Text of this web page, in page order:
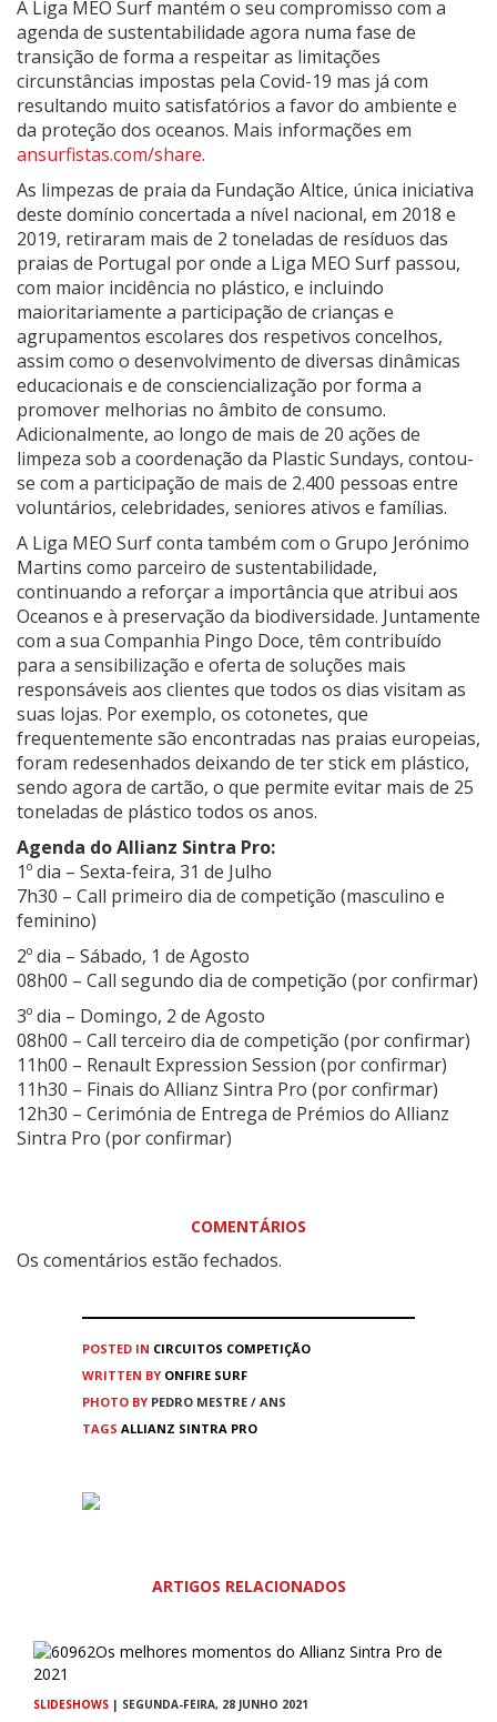
A Liga MEO Surf mantém o seu compromisso com a
agenda de sustentabilidade agora numa fase de
transição de forma a respeitar as limitações
circunstâncias impostas pela Covid-19 mas já com
resultando muito satisfatórios a favor do ambiente e
da proteção dos oceanos. Mais informações em
ansurfistas.com/share.
As limpezas de praia da Fundação Altice, única iniciativa
deste domínio concertada a nível nacional, em 2018 e
2019, retiraram mais de 2 toneladas de resíduos das
praias de Portugal por onde a Liga MEO Surf passou,
com maior incidência no plástico, e incluindo
maioritariamente a participação de crianças e
agrupamentos escolares dos respetivos concelhos,
assim como o desenvolvimento de diversas dinâmicas
educacionais e de consciencialização por forma a
promover melhorias no âmbito de consumo.
Adicionalmente, ao longo de mais de 20 ações de
limpeza sob a coordenação da Plastic Sundays, contou-
se com a participação de mais de 2.400 pessoas entre
voluntários, celebridades, seniores ativos e famílias.
A Liga MEO Surf conta também com o Grupo Jerónimo
Martins como parceiro de sustentabilidade,
continuando a reforçar a importância que atribui aos
Oceanos e à preservação da biodiversidade. Juntamente
com a sua Companhia Pingo Doce, têm contribuído
para a sensibilização e oferta de soluções mais
responsáveis aos clientes que todos os dias visitam as
suas lojas. Por exemplo, os cotonetes, que
frequentemente são encontradas nas praias europeias,
foram redesenhados deixando de ter stick em plástico,
sendo agora de cartão, o que permite evitar mais de 25
toneladas de plástico todos os anos.
Agenda do Allianz Sintra Pro:
1º dia – Sexta-feira, 31 de Julho
7h30 – Call primeiro dia de competição (masculino e
feminino)
2º dia – Sábado, 1 de Agosto
08h00 – Call segundo dia de competição (por confirmar)
3º dia – Domingo, 2 de Agosto
08h00 – Call terceiro dia de competição (por confirmar)
11h00 – Renault Expression Session (por confirmar)
11h30 – Finais do Allianz Sintra Pro (por confirmar)
12h30 – Cerimónia de Entrega de Prémios do Allianz
Sintra Pro (por confirmar)
COMENTÁRIOS
Os comentários estão fechados.
POSTED IN CIRCUITOS COMPETIÇÃO
WRITTEN BY ONFIRE SURF
PHOTO BY PEDRO MESTRE / ANS
TAGS ALLIANZ SINTRA PRO
ARTIGOS RELACIONADOS
SLIDESHOWS | SEGUNDA-FEIRA, 28 JUNHO 2021